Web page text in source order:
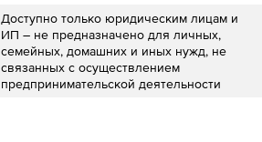
Доступно только юридическим лицам и
ИП – не предназначено для личных,
семейных, домашних и иных нужд, не
связанных с осуществлением
предпринимательской деятельности